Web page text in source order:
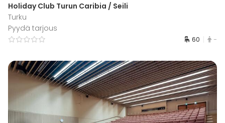
Holiday Club Turun Caribia / Seili
Turku
Pyydä tarjous
60 -